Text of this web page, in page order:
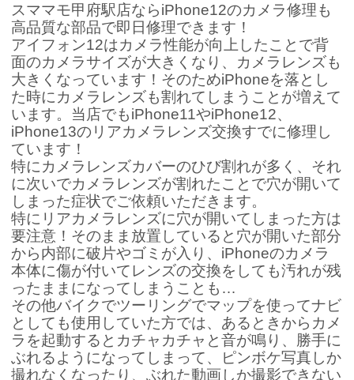
スママモ甲府駅店ならiPhone12のカメラ修理も
高品質な部品で即日修理できます！
アイフォン12はカメラ性能が向上したことで背
面のカメラサイズが大きくなり、カメラレンズも
大きくなっています！そのためiPhoneを落とし
た時にカメラレンズも割れてしまうことが増えて
います。当店でもiPhone11やiPhone12、
iPhone13のリアカメラレンズ交換すでに修理し
ています！
特にカメラレンズカバーのひび割れが多く、それ
に次いでカメラレンズが割れたことで穴が開いて
しまった症状でご依頼いただきます。
特にリアカメラレンズに穴が開いてしまった方は
要注意！そのまま放置していると穴が開いた部分
から内部に破片やゴミが入り、iPhoneのカメラ
本体に傷が付いてレンズの交換をしても汚れが残
ったままになってしまうことも…
その他バイクでツーリングでマップを使ってナビ
としても使用していた方では、あるときからカメ
ラを起動するとカチャカチャと音が鳴り、勝手に
ぶれるようになってしまって、ピンボケ写真しか
撮れなくなったり、ぶれた動画しか撮影できない